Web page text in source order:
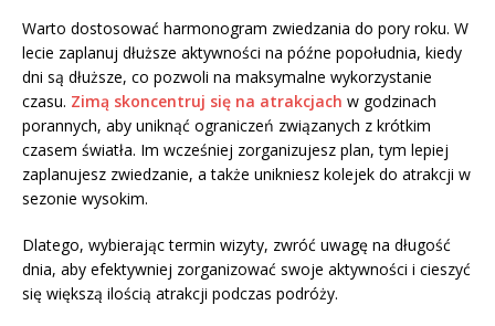
Warto dostosować harmonogram zwiedzania do pory roku. W
lecie zaplanuj dłuższe aktywności na późne popołudnia, kiedy
dni są dłuższe, co pozwoli na maksymalne wykorzystanie
czasu. Zimą skoncentruj się na atrakcjach w godzinach
porannych, aby uniknąć ograniczeń związanych z krótkim
czasem światła. Im wcześniej zorganizujesz plan, tym lepiej
zaplanujesz zwiedzanie, a także unikniesz kolejek do atrakcji w
sezonie wysokim.
Dlatego, wybierając termin wizyty, zwróć uwagę na długość
dnia, aby efektywniej zorganizować swoje aktywności i cieszyć
się większą ilością atrakcji podczas podróży.